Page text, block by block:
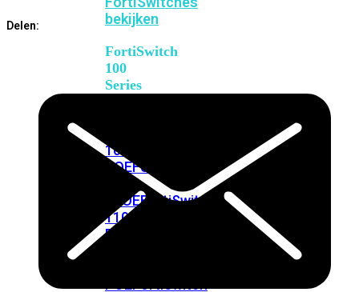
bekijken
FortiSwitch
100
Series
108F-
POEFortiSwitch
108F-
FPOEFortiSwitch
110G-
FPOE
Delen: